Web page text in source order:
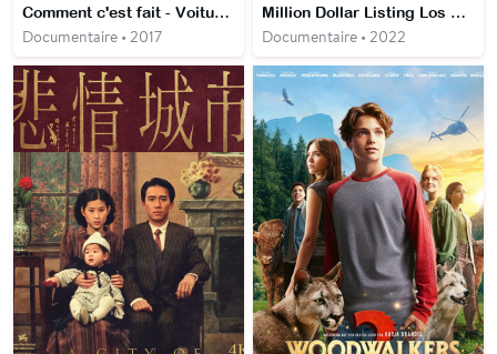
Comment c'est fait - Voitures de rêve
Documentaire • 2017
Million Dollar Listing Los Angeles
Documentaire • 2022